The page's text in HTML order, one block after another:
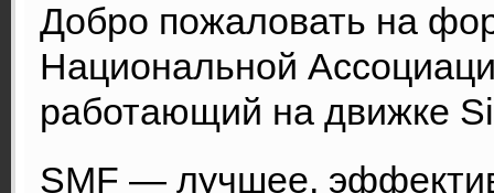
Добро пожаловать на
Национальной
работающий на движке
SMF — лучшее,